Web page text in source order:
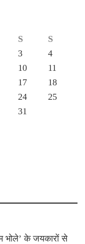
S
S
3
4
10
11
17
18
24
25
31
भोले’ के जयकारों से